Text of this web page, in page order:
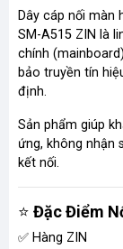
Dây cáp nối màn
SM-A515 ZIN là
chính
bảo truyền tín
định.
Sản phẩm giúp
ứng, không nhận
kết nối.
⭐ Đặc Điểm
✅ Hàng ZIN